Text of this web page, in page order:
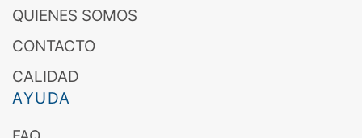
QUIENES SOMOS
CONTACTO
CALIDAD
AYUDA